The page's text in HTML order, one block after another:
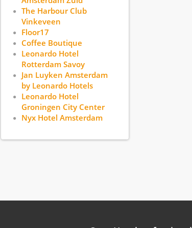
The Harbour Club
Vinkeveen
Floor17
Coffee Boutique
Leonardo Hotel
Rotterdam Savoy
Jan Luyken Amsterdam
by Leonardo Hotels
Leonardo Hotel
Groningen City Center
Nyx Hotel Amsterdam